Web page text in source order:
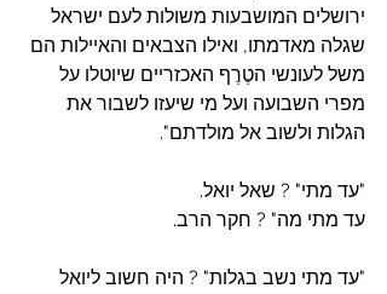
ירושלים המושבעות משולות לעם ישראל
שגלה מאדמתו, ואילו הצבאים והאיילות הם
משל לעונשי הטֶרֶף האכזריים שיוטלו על
מפרי השבועה ועל מי שיעזו לשבור את
הגלות ולשוב אל מולדתם".
"עד מתי" ? שאל יואל.
עד מתי מה" ? חקר הרב.
"עד מתי נשב בגלות" ? היה חשוב ליואל